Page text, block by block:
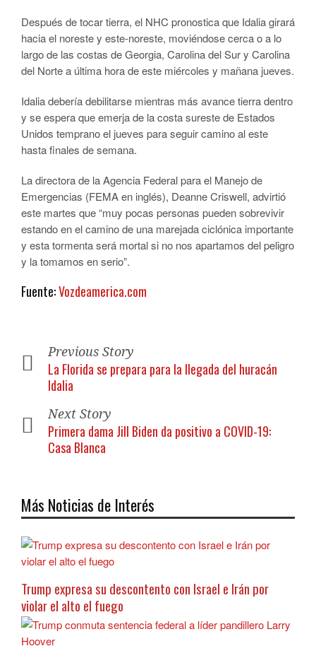
Después de tocar tierra, el NHC pronostica que Idalia girará
hacia el noreste y este-noreste, moviéndose cerca o a lo
largo de las costas de Georgia, Carolina del Sur y Carolina
del Norte a última hora de este miércoles y mañana jueves.
Idalia debería debilitarse mientras más avance tierra dentro
y se espera que emerja de la costa sureste de Estados
Unidos temprano el jueves para seguir camino al este
hasta finales de semana.
La directora de la Agencia Federal para el Manejo de
Emergencias (FEMA en inglés), Deanne Criswell, advirtió
este martes que “muy pocas personas pueden sobrevivir
estando en el camino de una marejada ciclónica importante
y esta tormenta será mortal si no nos apartamos del peligro
y la tomamos en serio”.
Fuente:Vozdeamerica.com
Previous Story
La Florida se prepara para la llegada del huracán
Idalia
Next Story
Primera dama Jill Biden da positivo a COVID-19:
Casa Blanca
Más Noticias de Interés
Trump expresa su descontento con Israel e Irán por
violar el alto el fuego